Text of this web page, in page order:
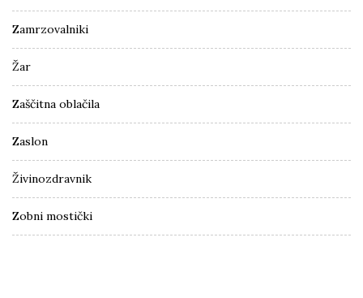
Zamrzovalniki
Žar
Zaščitna oblačila
Zaslon
Živinozdravnik
Zobni mostički